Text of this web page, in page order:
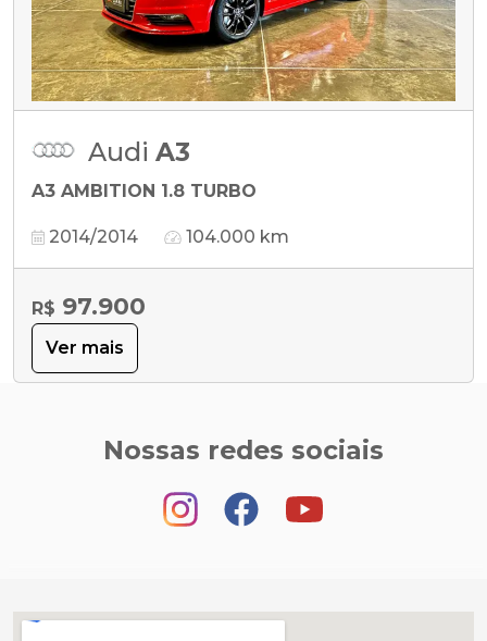
Audi A3
A3 AMBITION 1.8 TURBO
2014/2014 104.000 km
R$ 97.900
Ver mais
Nossas redes sociais